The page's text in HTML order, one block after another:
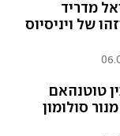
מדריד
של ויניסיוס
טוטנהאם
סולומון